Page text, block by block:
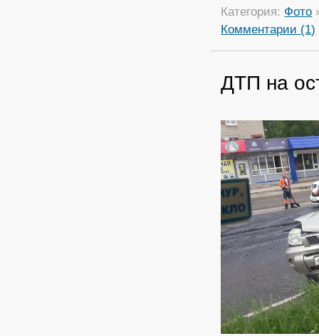
Категория: Фото
Комментарии (1)
ДТП на